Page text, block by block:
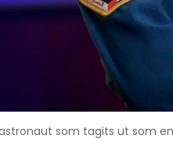
som tagits ut som